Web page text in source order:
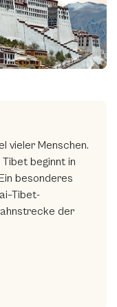
vieler Menschen.
beginnt in
besonderes
der